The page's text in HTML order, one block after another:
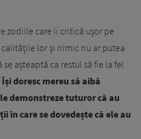
zodiile care îi critică ușor pe
lor și nimic nu ar putea
așteaptă ca restul să fie la fel
Își doresc mereu să aibă
demonstreze tuturor că au
în care se dovedește că ele au